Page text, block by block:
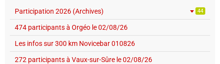
Participation 2026 (Archives) 44
474 participants à Orgéo le 02/08/26
Les infos sur 300 km Novicebar 010826
272 participants à Vaux-sur-Sûre le 02/08/26